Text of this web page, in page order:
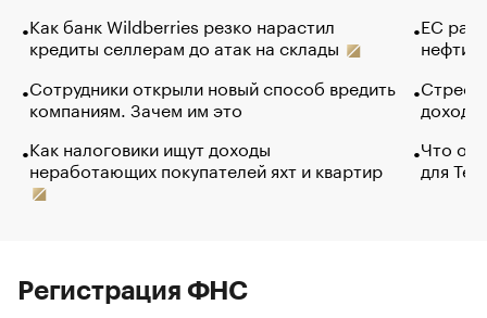
Как банк Wildberries резко нарастил
кредиты селлерам до атак на склады
Сотрудники открыли новый способ вредить
компаниям. Зачем им это
Как налоговики ищут доходы
неработающих покупателей яхт и квартир
ЕС
нефти
Что
для
Регистрация ФНС